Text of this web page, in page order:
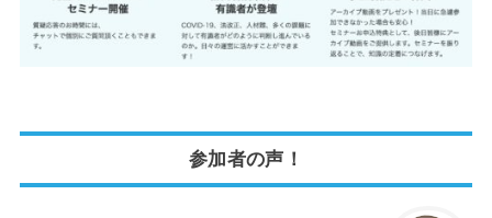
参加者の声！